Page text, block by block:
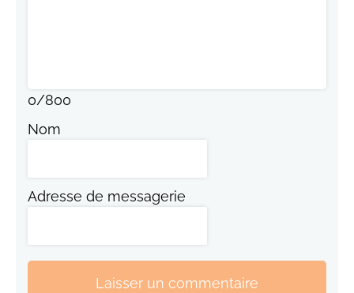
0/800
Nom
Adresse de messagerie
Laisser un commentaire